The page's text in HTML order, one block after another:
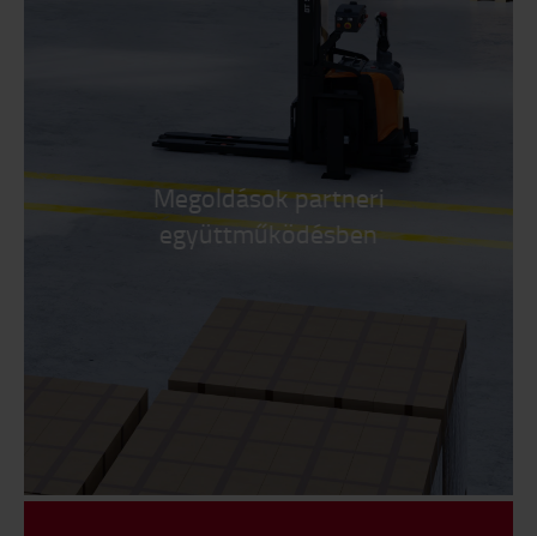
Megoldások partneri
együttműködésben